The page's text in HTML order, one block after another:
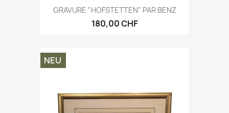
GRAVURE "HOFSTETTEN" PAR BENZ
180,00 CHF
NEU